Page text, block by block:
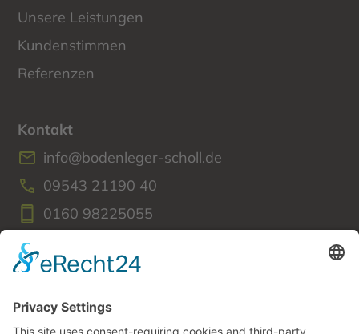
Unsere Leistungen
Kundenstimmen
Referenzen
Kontakt
info@bodenleger-scholl.de
09543 21190 40
0160 98225055
96114 Hirschaid
Rechtliches